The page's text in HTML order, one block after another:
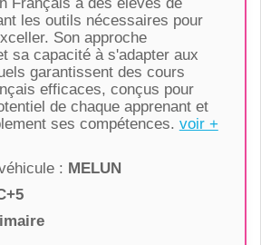
les outils nécessaires pour
Son approche
sa capacité à s'adapter aux
garantissent des cours
efficaces, conçus pour
de chaque apprenant et
ses compétences. voir +
: MELUN